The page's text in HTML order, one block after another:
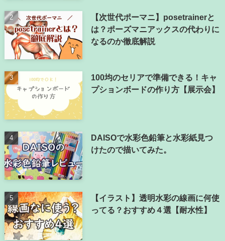
【次世代ポーマニ】posetrainerと
は？ポーズマニアックスの代わりに
なるのか徹底解説
100均のセリアで準備できる！キャ
プションボードの作り方【展示会】
DAISOで水彩色鉛筆と水彩紙見つ
けたので描いてみた。
【イラスト】透明水彩の線画に何使
ってる？おすすめ４選【耐水性】